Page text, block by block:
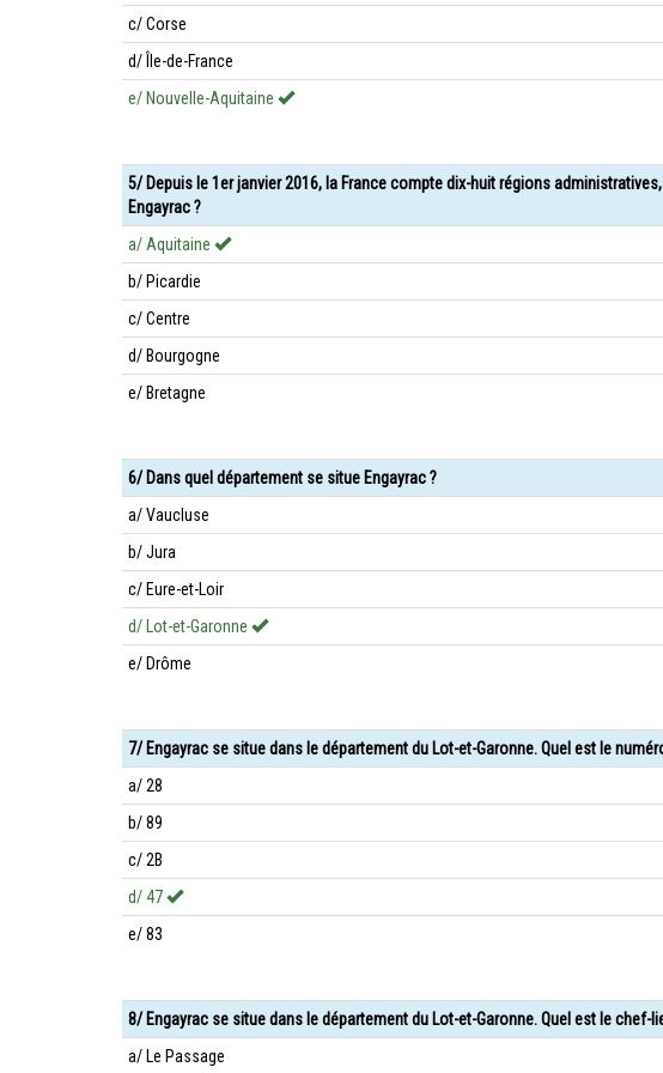
c/ Corse
d/ Île-de-France
e/ Nouvelle-Aquitaine
5/ Depuis le 1er janvier 2016, la France compte dix-huit régions
Engayrac ?
a/ Aquitaine
b/ Picardie
c/ Centre
d/ Bourgogne
e/ Bretagne
6/ Dans quel département se situe Engayrac ?
a/ Vaucluse
b/ Jura
c/ Eure-et-Loir
d/ Lot-et-Garonne
e/ Drôme
7/ Engayrac se situe dans le département du Lot-et-Garonne. Quel est le
a/ 28
b/ 89
c/ 2B
d/ 47
e/ 83
8/ Engayrac se situe dans le département du Lot-et-Garonne. Quel est le chef-
a/ Le Passage